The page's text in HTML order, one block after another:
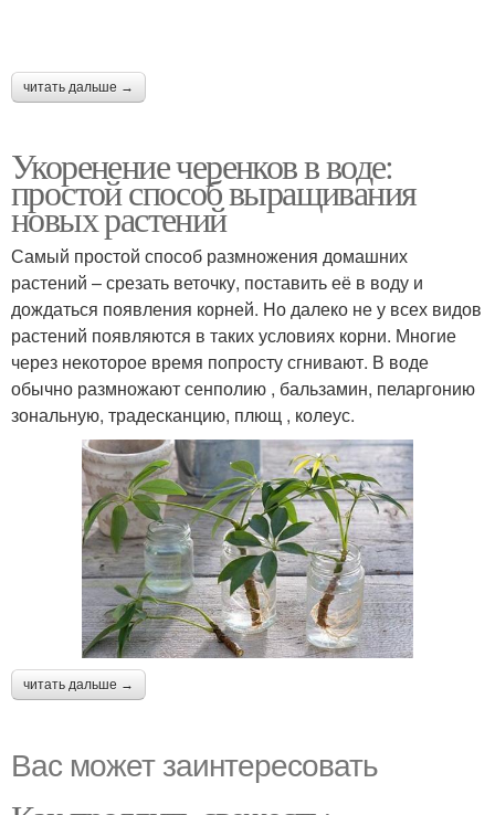
читать дальше →
Укоренение черенков в воде:
простой способ выращивания
новых растений
Самый простой способ размножения домашних
растений – срезать веточку, поставить её в воду и
дождаться появления корней. Но далеко не у всех видов
растений появляются в таких условиях корни. Многие
через некоторое время попросту сгнивают. В воде
обычно размножают сенполию , бальзамин, пеларгонию
зональную, традесканцию, плющ , колеус.
читать дальше →
Вас может заинтересовать